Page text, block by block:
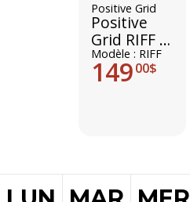
Positive Grid
Positive
Grid RIFF -
Black
Modèle : RIFF
14900$